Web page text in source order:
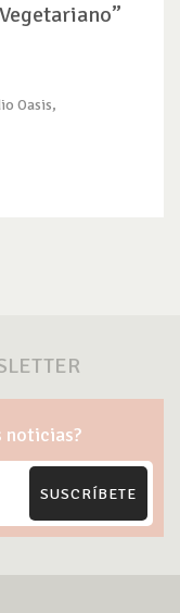
Oasis,
noticias?
SUSCRÍBETE